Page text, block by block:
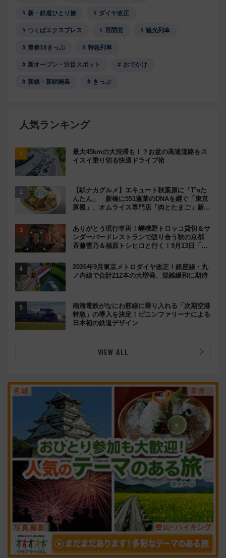
新・鉄道ひとり旅 ダイヤ改正
つくばエクスプレス 再開発 観光列車
青春18きっぷ 特急列車
新オープン・注目スポット おでかけ
新線・新駅開業 きっぷ
人気ランキング
最大45kmの大渋滞も！？お盆の高速道路をス
イスイ乗り切る快適ドライブ術
【駅ナカグルメ】エキュート秋葉原に「T’sた
んたん」 新橋に551蓬莱のDNAを継ぐ「東京
豚饅」、オムライス専門店「肉とたまご」新グ
ありがとう現行車両！嵯峨野トロッコ貸切＆サ
ンダーバードレストランで語り合う秋の京都
斉藤雪乃＆福原トシヒロと行く！9月13日「京
2026年9月東京メトロダイヤ改正！銀座線・丸
ノ内線で合計212本の大増発、混雑緩和に期待
南海電鉄がなにわ筋線に乗り入れる「次期空港
特急」の導入を決定！ピニンファリーナによる
日本初の鉄道デザイン
VIEW ALL